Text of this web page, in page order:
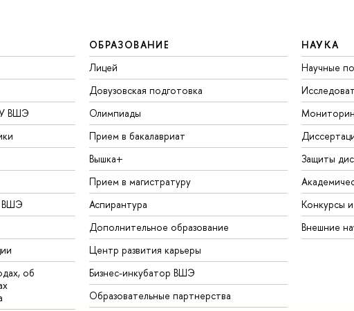
ВШЭ
ВШЭ
об
ОБРАЗОВАНИЕ
Лицей
Довузовская подготовка
Олимпиады
Прием в бакалавриат
Вышка+
Прием в магистратуру
Аспирантура
Дополнительное образование
Центр развития карьеры
Бизнес-инкубатор ВШЭ
Образовательные партнерства
НАУКА
Научные
Защиты
Конкурсы
Внешние